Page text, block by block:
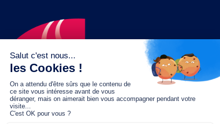
Le fonds de dotation MGC s’engage à
jouer un rôle dans la prévention santé
pour tous.